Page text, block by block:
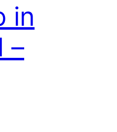
in
–